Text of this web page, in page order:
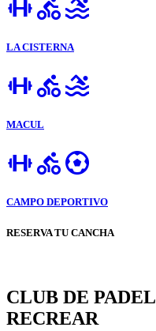
LA CISTERNA
MACUL
CAMPO DEPORTIVO
RESERVA TU CANCHA
CLUB DE PADEL
RECREAR